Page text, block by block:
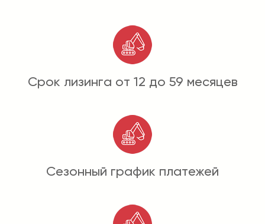
Срок лизинга от 12 до 59 месяцев
Сезонный график платежей